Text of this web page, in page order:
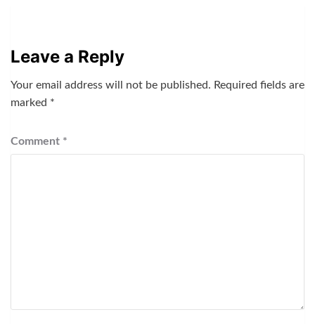
Leave a Reply
Your email address will not be published. Required fields are
marked *
Comment *